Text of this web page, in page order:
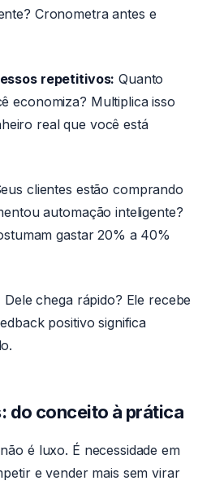
Cronometra antes e
repetitivos: Quanto
economiza? Multiplica isso
real que você está
clientes estão comprando
automação inteligente?
gastar 20% a 40%
Dele chega rápido? Ele recebe
positivo significa
do conceito à prática
é luxo. É necessidade em
e vender mais sem virar